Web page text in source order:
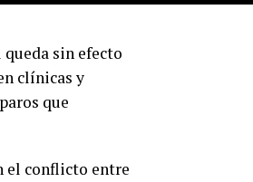
sin efecto
clínicas y
que
el conflicto entre